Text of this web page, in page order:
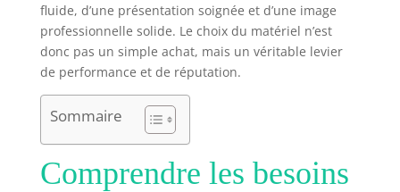
fluide, d’une présentation soignée et d’une image
professionnelle solide. Le choix du matériel n’est
donc pas un simple achat, mais un véritable levier
de performance et de réputation.
Sommaire
Comprendre les besoins